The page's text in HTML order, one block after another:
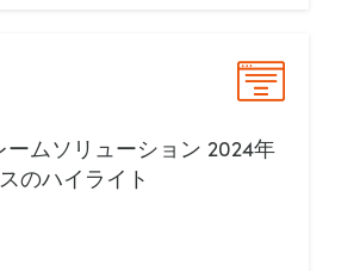
ームソリューション 2024年
のハイライト